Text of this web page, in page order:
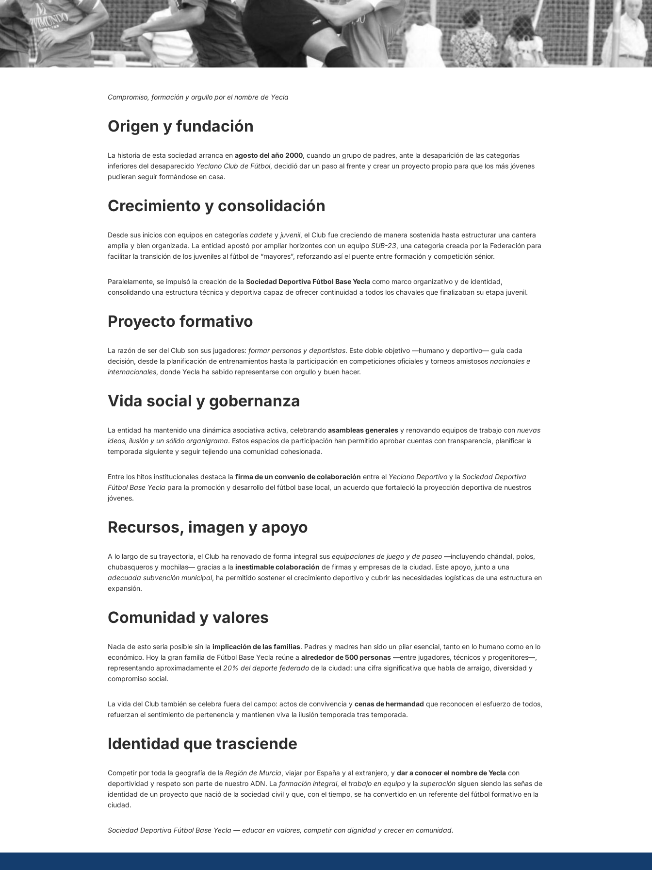
Compromiso, formación y orgullo por el nombre de Yecla
Origen y fundación
La historia de esta sociedad arranca en agosto del año 2000, cuando un grupo de padres, ante la desaparición de las categorías
inferiores del desaparecido Yeclano Club de Fútbol, decidió dar un paso al frente y crear un proyecto propio para que los más jóvenes
pudieran seguir formándose en casa.
Crecimiento y consolidación
Desde sus inicios con equipos en categorías cadete y juvenil, el Club fue creciendo de manera sostenida hasta estructurar una cantera
amplia y bien organizada. La entidad apostó por ampliar horizontes con un equipo SUB-23, una categoría creada por la Federación para
facilitar la transición de los juveniles al fútbol de “mayores”, reforzando así el puente entre formación y competición sénior.
Paralelamente, se impulsó la creación de la Sociedad Deportiva Fútbol Base Yecla como marco organizativo y de identidad,
consolidando una estructura técnica y deportiva capaz de ofrecer continuidad a todos los chavales que finalizaban su etapa juvenil.
Proyecto formativo
La razón de ser del Club son sus jugadores: formar personas y deportistas. Este doble objetivo —humano y deportivo— guía cada
decisión, desde la planificación de entrenamientos hasta la participación en competiciones oficiales y torneos amistosos nacionales e
internacionales, donde Yecla ha sabido representarse con orgullo y buen hacer.
Vida social y gobernanza
La entidad ha mantenido una dinámica asociativa activa, celebrando asambleas generales y renovando equipos de trabajo con nuevas
ideas, ilusión y un sólido organigrama. Estos espacios de participación han permitido aprobar cuentas con transparencia, planificar la
temporada siguiente y seguir tejiendo una comunidad cohesionada.
Entre los hitos institucionales destaca la firma de un convenio de colaboración entre el Yeclano Deportivo y la Sociedad Deportiva
Fútbol Base Yecla para la promoción y desarrollo del fútbol base local, un acuerdo que fortaleció la proyección deportiva de nuestros
jóvenes.
Recursos, imagen y apoyo
A lo largo de su trayectoria, el Club ha renovado de forma integral sus equipaciones de juego y de paseo —incluyendo chándal, polos,
chubasqueros y mochilas— gracias a la inestimable colaboración de firmas y empresas de la ciudad. Este apoyo, junto a una
adecuada subvención municipal, ha permitido sostener el crecimiento deportivo y cubrir las necesidades logísticas de una estructura en
expansión.
Comunidad y valores
Nada de esto sería posible sin la implicación de las familias. Padres y madres han sido un pilar esencial, tanto en lo humano como en lo
económico. Hoy la gran familia de Fútbol Base Yecla reúne a alrededor de 500 personas —entre jugadores, técnicos y progenitores—,
representando aproximadamente el 20% del deporte federado de la ciudad: una cifra significativa que habla de arraigo, diversidad y
compromiso social.
La vida del Club también se celebra fuera del campo: actos de convivencia y cenas de hermandad que reconocen el esfuerzo de todos,
refuerzan el sentimiento de pertenencia y mantienen viva la ilusión temporada tras temporada.
Identidad que trasciende
Competir por toda la geografía de la Región de Murcia, viajar por España y al extranjero, y dar a conocer el nombre de Yecla con
deportividad y respeto son parte de nuestro ADN. La formación integral, el trabajo en equipo y la superación siguen siendo las señas de
identidad de un proyecto que nació de la sociedad civil y que, con el tiempo, se ha convertido en un referente del fútbol formativo en la
ciudad.
Sociedad Deportiva Fútbol Base Yecla — educar en valores, competir con dignidad y crecer en comunidad.